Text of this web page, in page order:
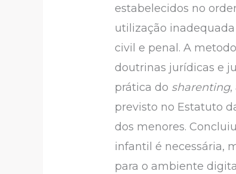
estabelecidos no
utilização
civil e penal. A
doutrinas jurídicas e
prática do sharenting,
previsto no Estatuto
dos menores.
infantil é necessária,
para o ambiente